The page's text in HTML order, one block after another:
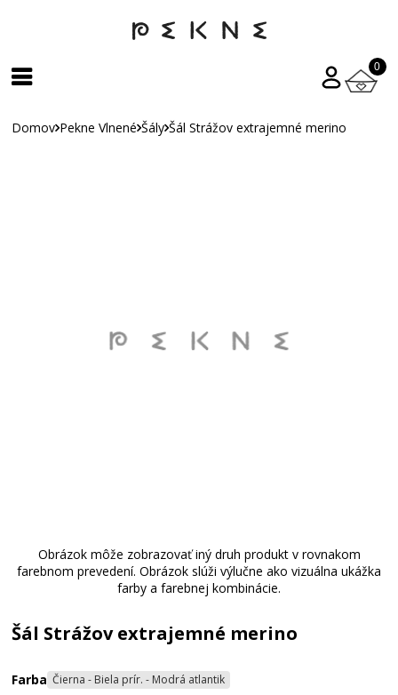
0
Domov Pekne Vlnené Šály Šál Strážov extrajemné merino
Obrázok môže zobrazovať iný druh produkt v rovnakom
farebnom prevedení. Obrázok slúži výlučne ako vizuálna ukážka
farby a farebnej kombinácie.
Šál Strážov extrajemné merino
Farba Čierna - Biela prír. - Modrá atlantik